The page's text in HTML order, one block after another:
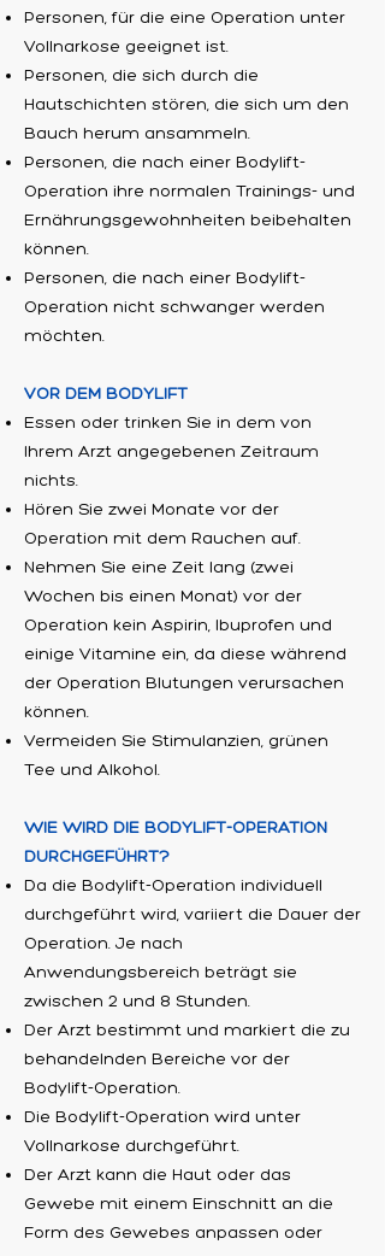
Personen, für die eine Operation unter
Vollnarkose geeignet ist.
Personen, die sich durch die
Hautschichten stören, die sich um den
Bauch herum ansammeln.
Personen, die nach einer Bodylift-
Operation ihre normalen Trainings- und
Ernährungsgewohnheiten beibehalten
können.
Personen, die nach einer Bodylift-
Operation nicht schwanger werden
möchten.
VOR DEM BODYLIFT
Essen oder trinken Sie in dem von
Ihrem Arzt angegebenen Zeitraum
nichts.
Hören Sie zwei Monate vor der
Operation mit dem Rauchen auf.
Nehmen Sie eine Zeit lang (zwei
Wochen bis einen Monat) vor der
Operation kein Aspirin, Ibuprofen und
einige Vitamine ein, da diese während
der Operation Blutungen verursachen
können.
Vermeiden Sie Stimulanzien, grünen
Tee und Alkohol.
WIE WIRD DIE BODYLIFT-OPERATION
DURCHGEFÜHRT?
Da die Bodylift-Operation individuell
durchgeführt wird, variiert die Dauer der
Operation. Je nach
Anwendungsbereich beträgt sie
zwischen 2 und 8 Stunden.
Der Arzt bestimmt und markiert die zu
behandelnden Bereiche vor der
Bodylift-Operation.
Die Bodylift-Operation wird unter
Vollnarkose durchgeführt.
Der Arzt kann die Haut oder das
Gewebe mit einem Einschnitt an die
Form des Gewebes anpassen oder